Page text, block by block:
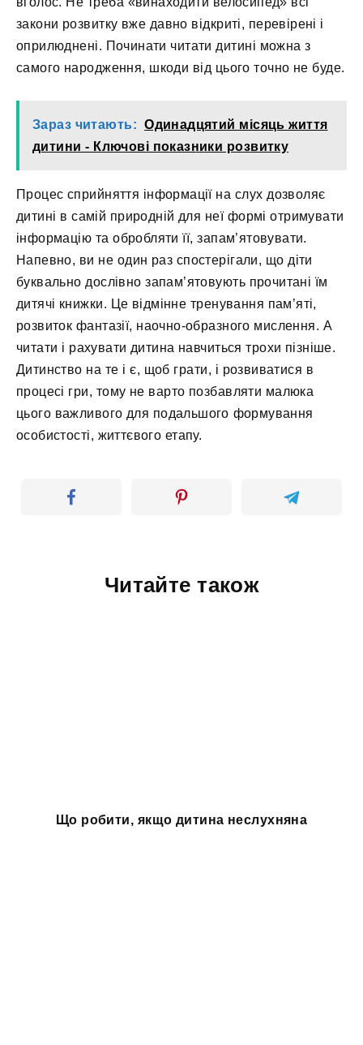
закони розвитку вже давно відкриті, перевірені і
оприлюднені. Починати читати дитині можна з
самого народження, шкоди від цього точно не буде.
Зараз читають: ​Одинадцятий місяць життя
дитини - Ключові показники розвитку
Процес сприйняття інформації на слух дозволяє
дитині в самій природній для неї формі отримувати
інформацію та обробляти її, запам’ятовувати.
Напевно, ви не один раз спостерігали, що діти
буквально дослівно запам’ятовують прочитані їм
дитячі книжки. Це відмінне тренування пам’яті,
розвиток фантазії, наочно-образного мислення. А
читати і рахувати дитина навчиться трохи пізніше.
Дитинство на те і є, щоб грати, і розвиватися в
процесі гри, тому не варто позбавляти малюка
цього важливого для подальшого формування
особистості, життєвого етапу.
Читайте також
Що робити, якщо дитина неслухняна